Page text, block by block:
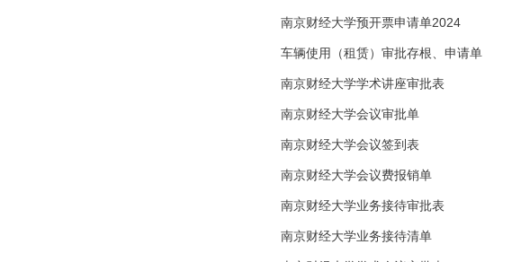
南京财经大学预开票申请单2024
车辆使用（租赁）审批存根、申请单
南京财经大学学术讲座审批表
南京财经大学会议审批单
南京财经大学会议签到表
南京财经大学会议费报销单
南京财经大学业务接待审批表
南京财经大学业务接待清单